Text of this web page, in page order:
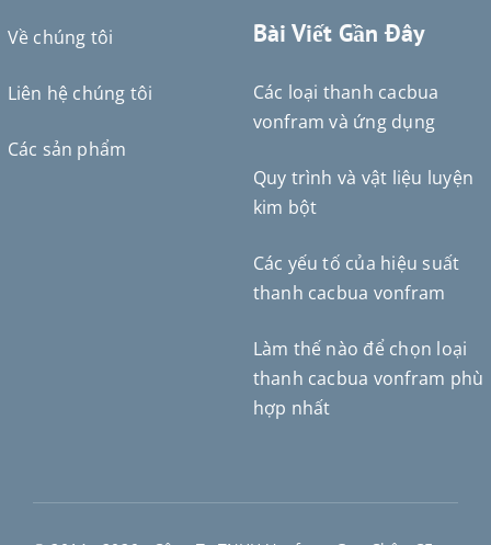
Về chúng tôi
Liên hệ chúng tôi
Các sản phẩm
Bài Viết Gần Đây
Các loại thanh cacbua
vonfram và ứng dụng
Quy trình và vật liệu luyện
kim bột
Các yếu tố của hiệu suất
thanh cacbua vonfram
Làm thế nào để chọn loại
thanh cacbua vonfram phù
hợp nhất
Русский
Bahasa Indonesia
Español de México
Português do Brasil
Deutsch (Sie)